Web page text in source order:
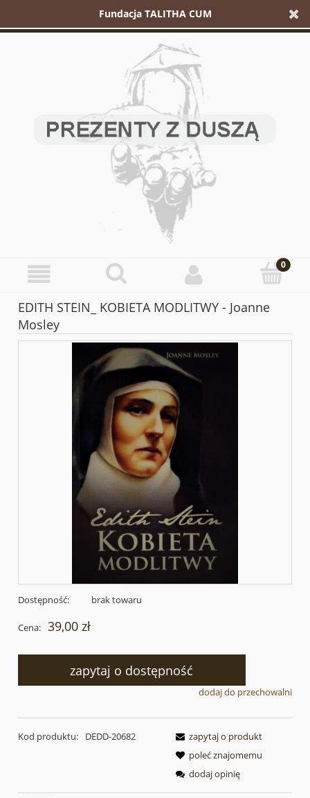
Fundacja TALITHA CUM
EDITH STEIN_ KOBIETA MODLITWY - Joanne
Mosley
Dostępność: brak towaru
Cena: 39,00 zł
zapytaj o dostępność
dodaj do przechowalni
Kod produktu: DEDD-20682
zapytaj o produkt
poleć znajomemu
dodaj opinię